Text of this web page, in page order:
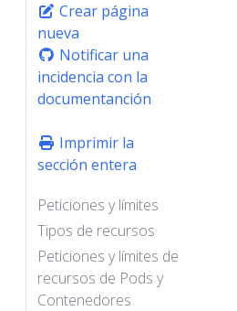
Crear página
nueva
Notificar una
incidencia con la
documentanción
Imprimir la
sección entera
Peticiones y límites
Tipos de recursos
Peticiones y límites de
recursos de Pods y
Contenedores